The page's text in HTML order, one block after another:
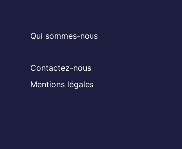
Qui sommes-nous
Contactez-nous
Mentions légales